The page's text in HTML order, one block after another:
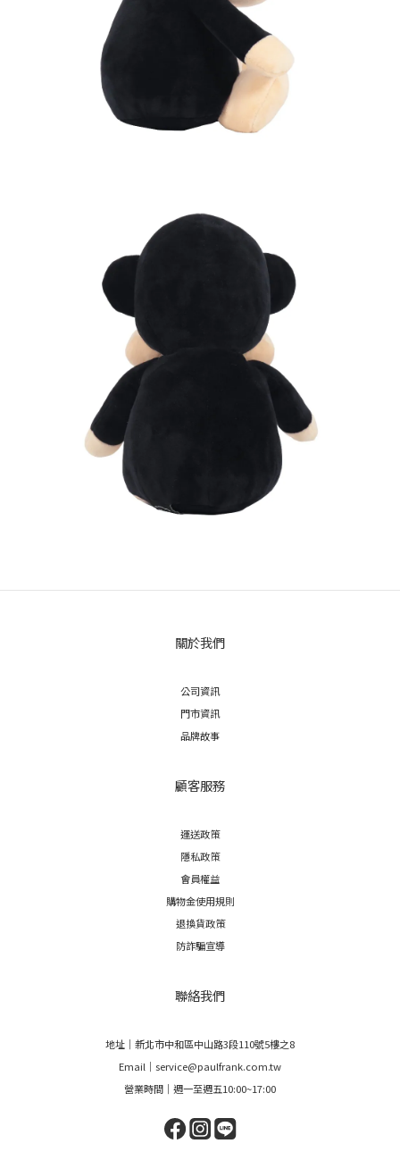
關於我們
公司資訊
門市資訊
品牌故事
顧客服務
運送政策
隱私政策
會員權益
購物金使用規則
退換貨政策
防詐騙宣導
聯絡我們
地址｜新北市中和區中山路3段110號5樓之8
Email｜service@paulfrank.com.tw
營業時間｜週一至週五10:00~17:00